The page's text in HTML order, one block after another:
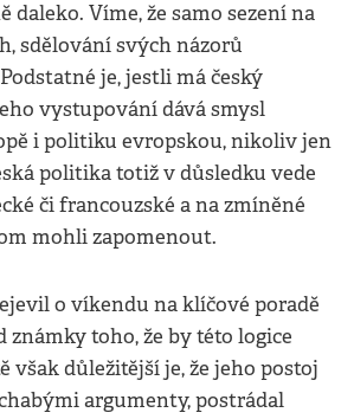
daleko. Víme, že samo sezení na
sdělování svých názorů
je, jestli má český
vystupování dává smysl
i politiku evropskou, nikoliv jen
politika totiž v důsledku vede
či francouzské a na zmíněné
mohli zapomenout.
o víkendu na klíčové poradě
toho, že by této logice
však důležitější je, že jeho postoj
argumenty, postrádal